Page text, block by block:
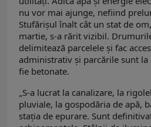
nu vor mai ajunge, nefiind
Stufărişul înalt cât un stat de
martie, s-a rărit vizibil.
delimitează parcelele şi fac
administrativ şi parcările sunt la
fie betonate.
„S-a lucrat la canalizare, la
pluviale, la gospodăria de apă,
staţia de epurare. Sunt